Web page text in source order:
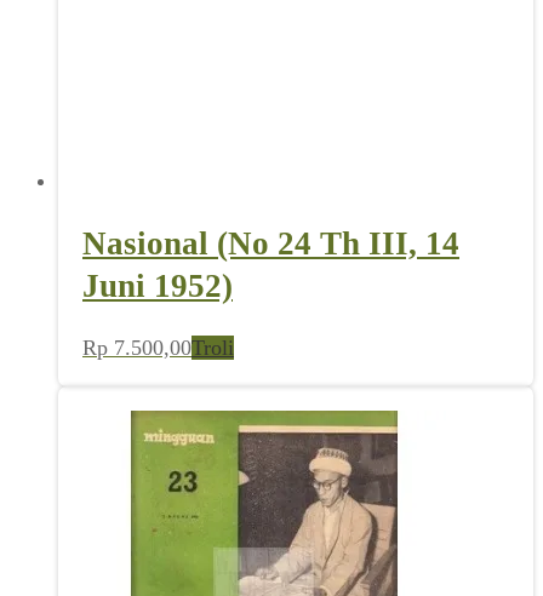
Nasional (No 24 Th III, 14
Juni 1952)
Rp 7.500,00Troli